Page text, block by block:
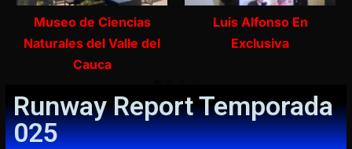
Museo de Ciencias
Naturales del Valle del
Cauca
Luis Alfonso En
Exclusiva
Runway Report Temporada
025